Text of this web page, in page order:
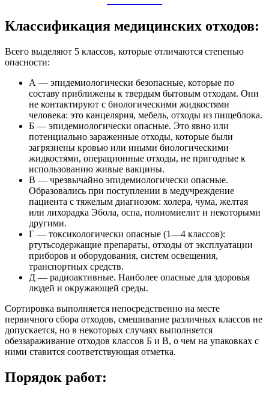
Классификация медицинских отходов:
Всего выделяют 5 классов, которые отличаются степенью
опасности:
А — эпидемиологически безопасные, которые по
составу приближены к твердым бытовым отходам. Они
не контактируют с биологическими жидкостями
человека: это канцелярия, мебель, отходы из пищеблока.
Б — эпидемиологически опасные. Это явно или
потенциально зараженные отходы, которые были
загрязнены кровью или иными биологическими
жидкостями, операционные отходы, не пригодные к
использованию живые вакцины.
В — чрезвычайно эпидемиологически опасные.
Образовались при поступлении в медучреждение
пациента с тяжелым диагнозом: холера, чума, желтая
или лихорадка Эбола, оспа, полиомиелит и некоторыми
другими.
Г — токсикологически опасные (1—4 классов):
ртутьсодержащие препараты, отходы от эксплуатации
приборов и оборудования, систем освещения,
транспортных средств.
Д — радиоактивные. Наиболее опасные для здоровья
людей и окружающей среды.
Сортировка выполняется непосредственно на месте
первичного сбора отходов, смешивание различных классов не
допускается, но в некоторых случаях выполняется
обеззараживание отходов классов Б и В, о чем на упаковках с
ними ставится соответствующая отметка.
Порядок работ: